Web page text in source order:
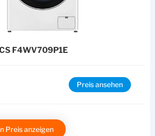
F4WV709P1E
Preis ansehen
Preis anzeigen